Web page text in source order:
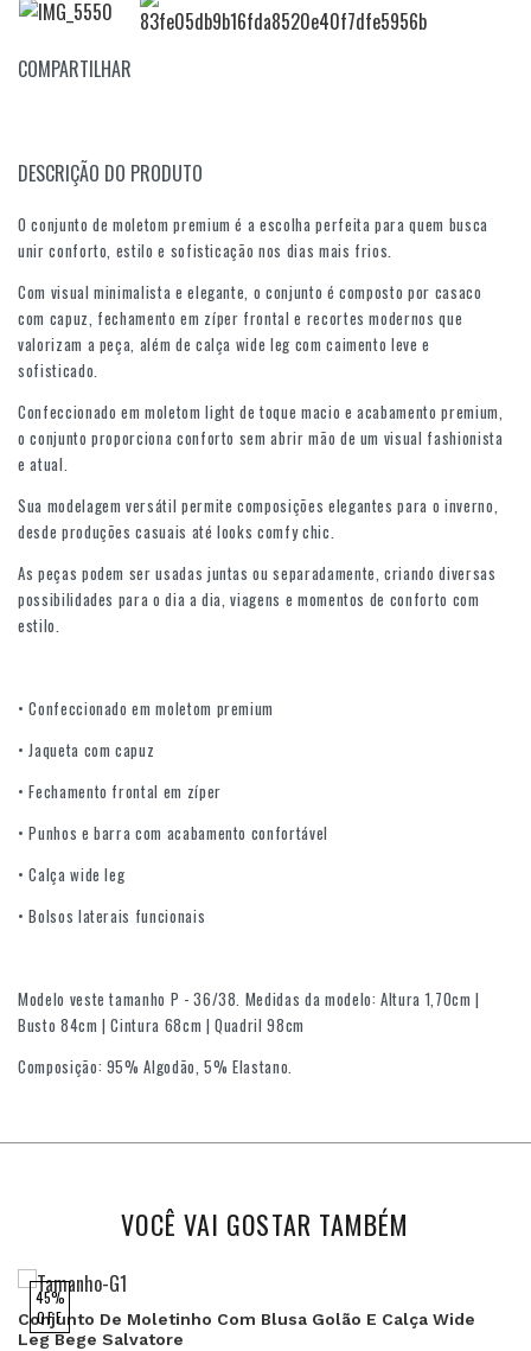
COMPARTILHAR
DESCRIÇÃO DO PRODUTO
O conjunto de moletom premium é a escolha perfeita para quem busca
unir conforto, estilo e sofisticação nos dias mais frios.
Com visual minimalista e elegante, o conjunto é composto por casaco
com capuz, fechamento em zíper frontal e recortes modernos que
valorizam a peça, além de calça wide leg com caimento leve e
sofisticado.
Confeccionado em moletom light de toque macio e acabamento premium,
o conjunto proporciona conforto sem abrir mão de um visual fashionista
e atual.
Sua modelagem versátil permite composições elegantes para o inverno,
desde produções casuais até looks comfy chic.
As peças podem ser usadas juntas ou separadamente, criando diversas
possibilidades para o dia a dia, viagens e momentos de conforto com
estilo.
• Confeccionado em moletom premium
• Jaqueta com capuz
• Fechamento frontal em zíper
• Punhos e barra com acabamento confortável
• Calça wide leg
• Bolsos laterais funcionais
Modelo veste tamanho P - 36/38. Medidas da modelo: Altura 1,70cm |
Busto 84cm | Cintura 68cm | Quadril 98cm
Composição: 95% Algodão, 5% Elastano.
VOCÊ VAI GOSTAR TAMBÉM
45%
OFF
Conjunto De Moletinho Com Blusa Golão E Calça Wide
Leg Bege Salvatore